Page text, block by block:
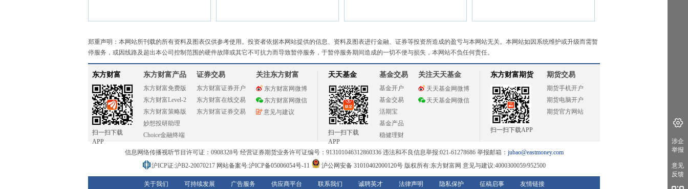
郑重声明：本网站所刊载的所有资料及图表仅供参考使用。投资者依据本网站提供的信息、资料及图表进行金融、证券等投资所造成的盈亏与本网站无关。本网站如因系统维护或升级而需暂
停服务，或因线路及超出本公司控制范围的硬件故障或其它不可抗力而导致暂停服务，于暂停服务期间造成的一切不便与损失，本网站不负任何责任。
东方财富
扫一扫下载
APP
东方财富产品
东方财富免费版
东方财富Level-2
东方财富策略版
妙想投研助理
Choice金融终端
证券交易
东方财富证券开户
东方财富在线交易
东方财富证券交易
关注东方财富
东方财富网微博
东方财富网微信
意见与建议
天天基金
扫一扫下载
APP
基金交易
基金开户
基金交易
活期宝
基金产品
稳健理财
关注天天基金
天天基金网微博
天天基金网微信
东方财富期货
扫一扫下载APP
期货交易
期货手机开户
期货电脑开户
期货官方网站
信息网络传播视听节目许可证：0908328号 经营证券期货业务许可证编号：913101046312860336 违法和不良信息举报:021-61278686 举报邮箱： jubao@eastmoney.com
沪ICP证:沪B2-20070217 网站备案号:沪ICP备05006054号-11 沪公网安备 31010402000120号版权所有:东方财富网 意见与建议:4000300059/952500
关于我们 可持续发展 广告服务 供应商平台 联系我们 诚聘英才 法律声明 隐私保护 征稿启事 友情链接
涉企
举报
意见
反馈